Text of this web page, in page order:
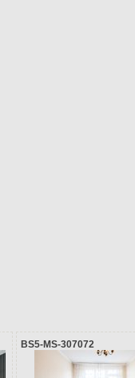
BS5-MS-307072